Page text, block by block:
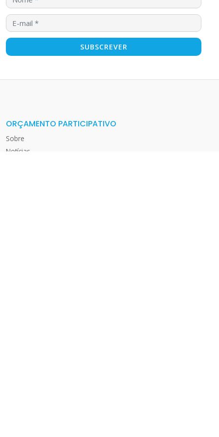
ORÇAMENTO PARTICIPATIVO
Sobre
Notícias